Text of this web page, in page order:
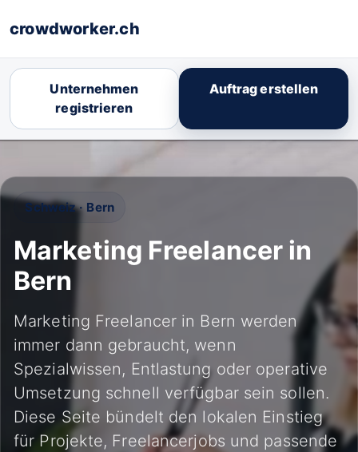
crowdworker.ch
Unternehmen
registrieren
Auftrag erstellen
Schweiz · Bern
Marketing Freelancer in
Bern
Marketing Freelancer in Bern werden
immer dann gebraucht, wenn
Spezialwissen, Entlastung oder operative
Umsetzung schnell verfügbar sein sollen.
Diese Seite bündelt den lokalen Einstieg
für Projekte, Freelancerjobs und passende